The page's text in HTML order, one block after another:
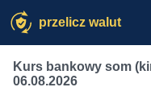
przelicz walut
Kurs bankowy som
06.08.2026